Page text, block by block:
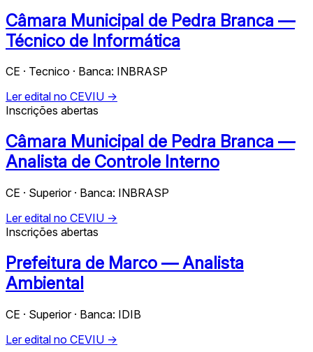
Câmara Municipal de Pedra Branca —
Técnico de Informática
CE · Tecnico · Banca: INBRASP
Ler edital no CEVIU →
Inscrições abertas
Câmara Municipal de Pedra Branca —
Analista de Controle Interno
CE · Superior · Banca: INBRASP
Ler edital no CEVIU →
Inscrições abertas
Prefeitura de Marco — Analista
Ambiental
CE · Superior · Banca: IDIB
Ler edital no CEVIU →